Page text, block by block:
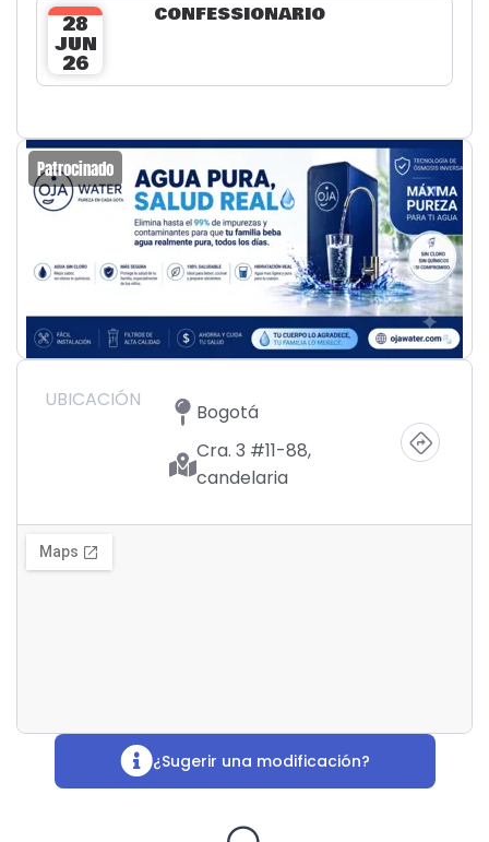
28
JUN
26
CONFESSIONARIO
Patrocinado
UBICACIÓN
Bogotá
Cra. 3 #11-88,
candelaria
¿Sugerir una modificación?